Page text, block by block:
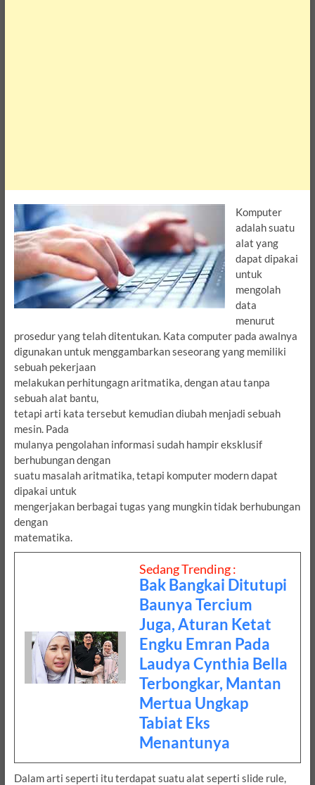
Komputer
adalah suatu
alat yang
dapat dipakai
untuk
mengolah
data
menurut
prosedur yang telah ditentukan. Kata computer pada awalnya
digunakan untuk menggambarkan seseorang yang memiliki
sebuah pekerjaan
melakukan perhitungagn aritmatika, dengan atau tanpa
sebuah alat bantu,
tetapi arti kata tersebut kemudian diubah menjadi sebuah
mesin. Pada
mulanya pengolahan informasi sudah hampir eksklusif
berhubungan dengan
suatu masalah aritmatika, tetapi komputer modern dapat
dipakai untuk
mengerjakan berbagai tugas yang mungkin tidak berhubungan
dengan
matematika.
Sedang Trending :
Bak Bangkai Ditutupi
Baunya Tercium
Juga, Aturan Ketat
Engku Emran Pada
Laudya Cynthia Bella
Terbongkar, Mantan
Mertua Ungkap
Tabiat Eks
Menantunya
Dalam arti seperti itu terdapat suatu alat seperti slide rule,